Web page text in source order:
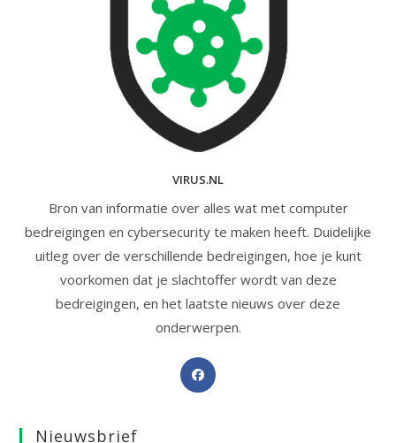
VIRUS.NL
Bron van informatie over alles wat met computer
bedreigingen en cybersecurity te maken heeft. Duidelijke
uitleg over de verschillende bedreigingen, hoe je kunt
voorkomen dat je slachtoffer wordt van deze
bedreigingen, en het laatste nieuws over deze
onderwerpen.
Opent
Nieuwsbrief